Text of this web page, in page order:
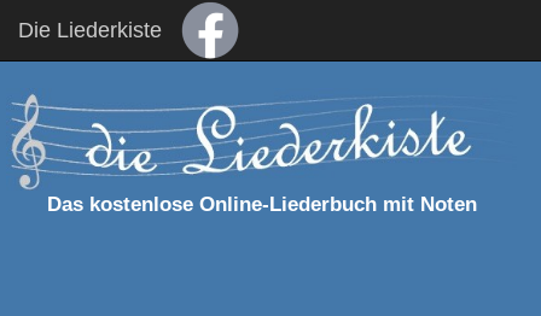
Die Liederkiste
Das kostenlose Online-Liederbuch mit Noten